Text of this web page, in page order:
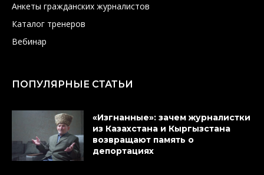
Анкеты гражданских журналистов
Каталог тренеров
Вебинар
ПОПУЛЯРНЫЕ СТАТЬИ
«Изгнанные»: зачем журналистки
из Казахстана и Кыргызстана
возвращают память о
депортациях